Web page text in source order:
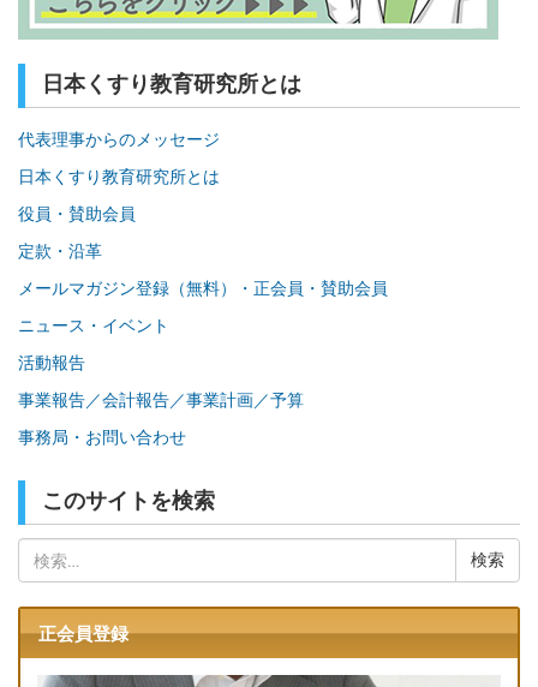
日本くすり教育研究所とは
代表理事からのメッセージ
日本くすり教育研究所とは
役員・賛助会員
定款・沿革
メールマガジン登録（無料）・正会員・賛助会員
ニュース・イベント
活動報告
事業報告／会計報告／事業計画／予算
事務局・お問い合わせ
このサイトを検索
索:
正会員登録